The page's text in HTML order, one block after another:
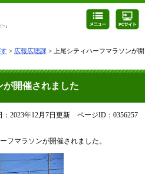
> 広報広聴課 > 上尾シティハーフマラソンが開
が開催されました
2023年12月7日更新 ページID：0356257
フマラソンが開催されました。